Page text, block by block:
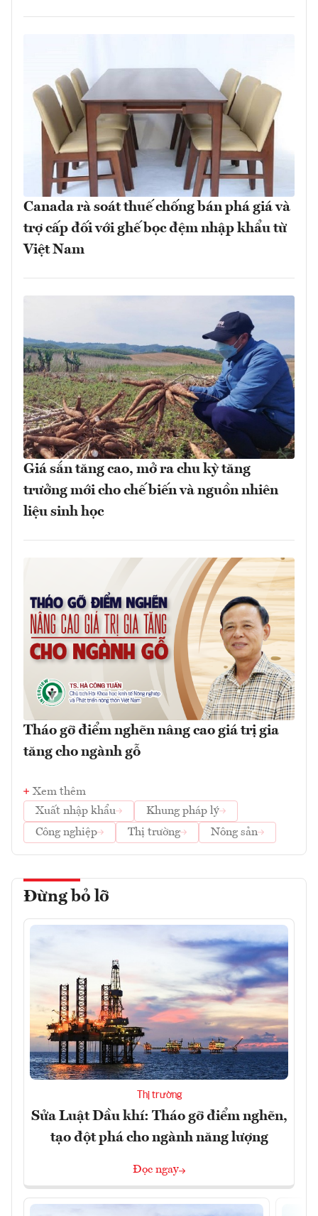
Canada rà soát thuế chống bán phá giá và
trợ cấp đối với ghế bọc đệm nhập khẩu từ
Việt Nam
Giá sắn tăng cao, mở ra chu kỳ tăng
trưởng mới cho chế biến và nguồn nhiên
liệu sinh học
Tháo gỡ điểm nghẽn nâng cao giá trị gia
tăng cho ngành gỗ
Xem thêm
Xuất nhập khẩu
Khung pháp lý
Công nghiệp
Thị trường Nông sản
Đừng bỏ lỡ
Thị trường
Sửa Luật Dầu khí: Tháo gỡ điểm nghẽn,
tạo đột phá cho ngành năng lượng
Đọc ngay